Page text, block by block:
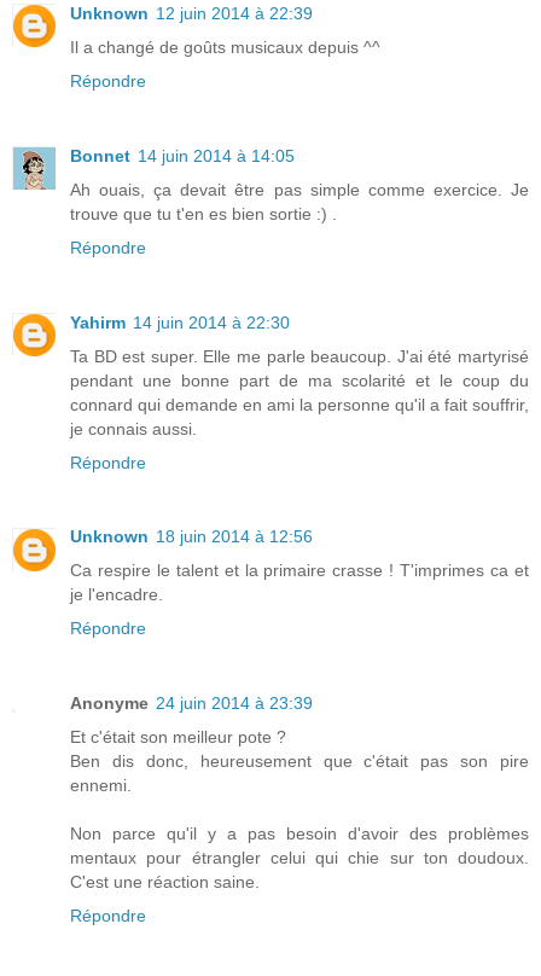
Unknown 12 juin 2014 à 22:39
Il a changé de goûts musicaux depuis ^^
Répondre
Bonnet 14 juin 2014 à 14:05
Ah ouais, ça devait être pas simple comme exercice. Je
trouve que tu t'en es bien sortie :) .
Répondre
Yahirm 14 juin 2014 à 22:30
Ta BD est super. Elle me parle beaucoup. J'ai été martyrisé
pendant une bonne part de ma scolarité et le coup du
connard qui demande en ami la personne qu'il a fait souffrir,
je connais aussi.
Répondre
Unknown 18 juin 2014 à 12:56
Ca respire le talent et la primaire crasse ! T'imprimes ca et
je l'encadre.
Répondre
Anonyme 24 juin 2014 à 23:39
Et c'était son meilleur pote ?
Ben dis donc, heureusement que c'était pas son pire
ennemi.
Non parce qu'il y a pas besoin d'avoir des problèmes
mentaux pour étrangler celui qui chie sur ton doudoux.
C'est une réaction saine.
Répondre